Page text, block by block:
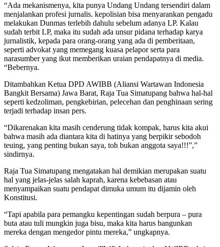
“Ada mekanismenya, kita punya Undang Undang tersendiri dalam
menjalankan profesi jurnalis. kepolisian bisa menyarankan pengadu
melakukan Dunmas terlebih dahulu sebelum adanya LP. Kalau
sudah terbit LP, maka itu sudah ada unsur pidana terhadap karya
jurnalistik, kepada para orang-orang yang ada di pemberitaan,
seperti advokat yang memegang kuasa pelapor serta para
narasumber yang ikut memberikan uraian pendapatnya di media.
“Bebernya.
Ditambahkan Ketua DPD AWIBB (Aliansi Wartawan Indonesia
Bangkit Bersama) Jawa Barat, Raja Tua Simatupang bahwa hal-hal
seperti kedzoliman, pengkebirian, pelecehan dan penghinaan sering
terjadi terhadap insan pers.
“Dikarenakan kita masih cenderung tidak kompak, harus kita akui
bahwa masih ada diantara kita di hatinya yang berpikir sebodoh
teuing, yang penting bukan saya, toh bukan anggota saya!!!”,”
sindirnya.
Raja Tua Simatupang mengatakan hal demikian merupakan suatu
hal yang jelas-jelas salah kaprah, karena kebebasan atau
menyampaikan suatu pendapat dimuka umum itu dijamin oleh
Konstitusi.
“Tapi apabila para pemangku kepentingan sudah berpura – pura
buta atau tuli mungkin juga bisu, maka kita harus bangunkan
mereka dengan mengedor pintu mereka,” ungkapnya.